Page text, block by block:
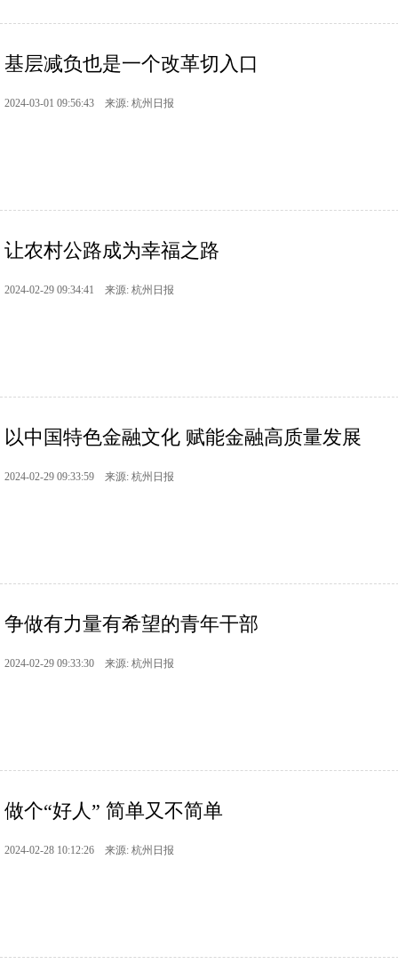
基层减负也是一个改革切入口
2024-03-01 09:56:43 来源: 杭州日报
让农村公路成为幸福之路
2024-02-29 09:34:41 来源: 杭州日报
以中国特色金融文化 赋能金融高质量发展
2024-02-29 09:33:59 来源: 杭州日报
争做有力量有希望的青年干部
2024-02-29 09:33:30 来源: 杭州日报
做个“好人” 简单又不简单
2024-02-28 10:12:26 来源: 杭州日报